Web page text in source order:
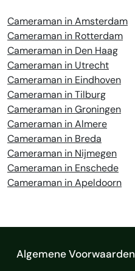
Cameraman in Amsterdam
Cameraman in Rotterdam
Cameraman in Den Haag
Cameraman in Utrecht
Cameraman in Eindhoven
Cameraman in Tilburg
Cameraman in Groningen
Cameraman in Almere
Cameraman in Breda
Cameraman in Nijmegen
Cameraman in Enschede
Cameraman in Apeldoorn
Algemene Voorwaarden